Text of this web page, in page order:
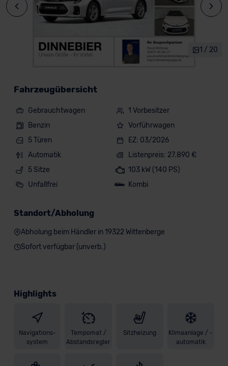
1 / 20
Fahrzeugübersicht
Gebrauchtwagen
1 Vorbesitzer
Benzin
Vorführwagen
5 Türen
EZ: 03/2026
Automatik
Listenpreis: 27.890 €
5 Sitze
103 kW (140 PS)
Unfallfrei
Kombi
Standort/Abholung
Abholung beim Händler in 19322 Wittenberge
Sofort verfügbar (unverb.)
Highlights
Navigations-
system
Tempomat /
Abstandsregler
Sitzheizung
Klimaanlage / -
automatik